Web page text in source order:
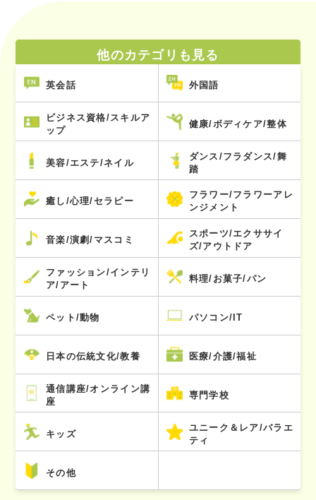
他のカテゴリも見る
英会話 外国語
ビジネス資格/スキルア
ップ
健康/ボディケア/整体
美容/エステ/ネイル
ダンス/フラダンス/舞
踏
癒し/心理/セラピー
フラワー/フラワーアレ
ンジメント
音楽/演劇/マスコミ
スポーツ/エクササイ
ズ/アウトドア
ファッション/インテリ
ア/アート
料理/お菓子/パン
ペット/動物 パソコン/IT
日本の伝統文化/教養 医療/介護/福祉
通信講座/オンライン講
座
専門学校
キッズ
ユニーク＆レア/バラエ
ティ
その他